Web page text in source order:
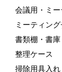
会議用・ミ
ミーティン
書類棚・書庫
整理ケース
掃除用具入れ